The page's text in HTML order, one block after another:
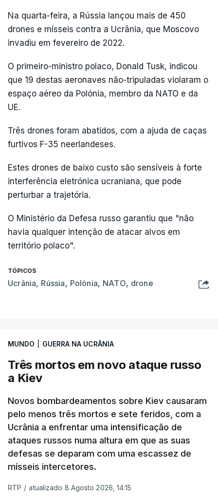
Na quarta-feira, a Rússia lançou mais de 450
drones e mísseis contra a Ucrânia, que Moscovo
invadiu em fevereiro de 2022.
O primeiro-ministro polaco, Donald Tusk, indicou
que 19 destas aeronaves não-tripuladas violaram o
espaço aéreo da Polónia, membro da NATO e da
UE.
Três drones foram abatidos, com a ajuda de caças
furtivos F-35 neerlandeses.
Estes drones de baixo custo são sensíveis à forte
interferência eletrónica ucraniana, que pode
perturbar a trajetória.
O Ministério da Defesa russo garantiu que "não
havia qualquer intenção de atacar alvos em
território polaco".
TÓPICOS
Ucrânia, Rússia, Polónia, NATO, drone
MUNDO GUERRA NA UCRÂNIA
Três mortos em novo ataque russo
a Kiev
Novos bombardeamentos sobre Kiev causaram
pelo menos três mortos e sete feridos, com a
Ucrânia a enfrentar uma intensificação de
ataques russos numa altura em que as suas
defesas se deparam com uma escassez de
mísseis intercetores.
RTP / atualizado 8 Agosto 2026, 14:15